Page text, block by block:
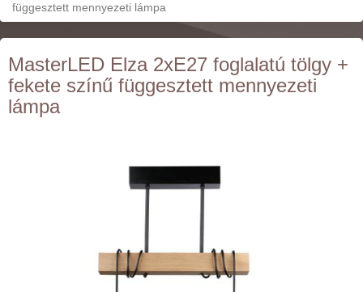
függesztett mennyezeti lámpa
MasterLED Elza 2xE27 foglalatú tölgy +
fekete színű függesztett mennyezeti
lámpa